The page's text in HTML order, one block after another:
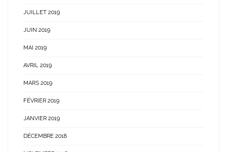
JUILLET 2019
JUIN 2019
MAI 2019
AVRIL 2019
MARS 2019
FÉVRIER 2019
JANVIER 2019
DÉCEMBRE 2018